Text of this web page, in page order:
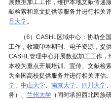
展数据加工工作，维护本地文献传递
献检索和原文提供等服务并进行相关
旦大学。
（6）CASHL区域中心：协助全
工作，收藏印本期刊、电子资源，提
CASHL管理中心开展数据加工工作，
本校为重点开展培训、宣传、文献检
为全国高校提供服务并进行相关评估
学、 中山大学、 南京大学、 四川大学、
务）、
兰州大学（同时承担西北民族